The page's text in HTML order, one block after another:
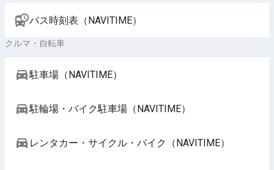
バス時刻表（NAVITIME）
クルマ・自転車
駐車場（NAVITIME）
駐輪場・バイク駐車場（NAVITIME）
レンタカー・サイクル・バイク（NAVITIME）